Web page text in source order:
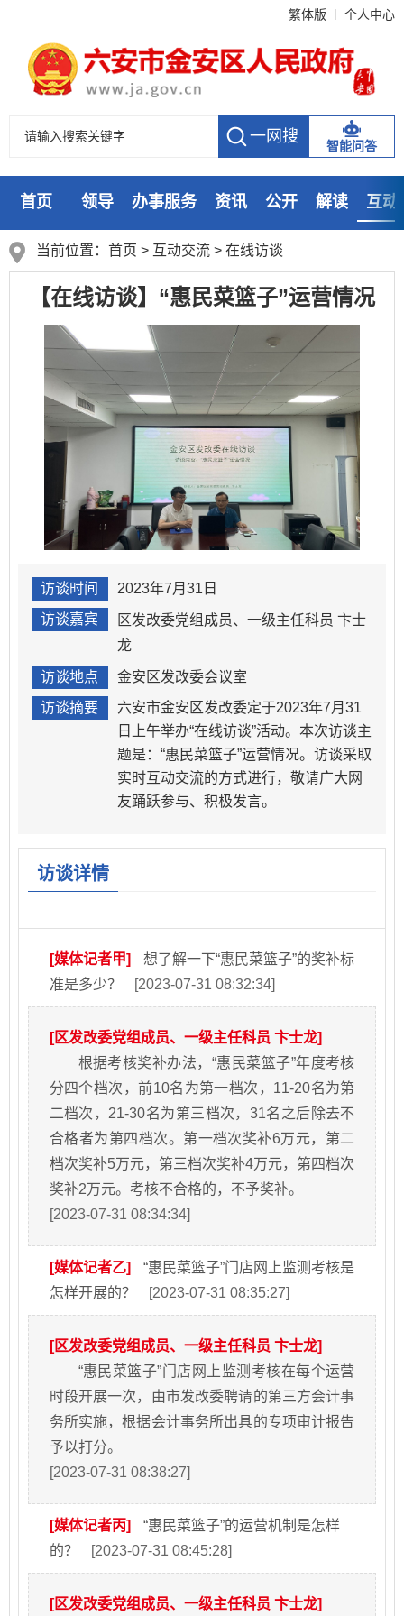
繁体版 个人中心
智能问答
首页 领导 办事服务 资讯 公开 解读 互动
数据 走进
当前位置： 首页 > 互动交流 > 在线访谈
【在线访谈】“惠民菜篮子”运营情况
访谈时间
2023年7月31日
访谈嘉宾
区发改委党组成员、一级主任科员 卞士
龙
访谈地点
金安区发改委会议室
访谈摘要
六安市金安区发改委定于2023年7月31
日上午举办“在线访谈”活动。本次访谈主
题是：“惠民菜篮子”运营情况。访谈采取
实时互动交流的方式进行，敬请广大网
友踊跃参与、积极发言。
访谈详情
[媒体记者甲]
想了解一下“惠民菜篮子”的奖补标
准是多少？
[2023-07-31 08:32:34]
[区发改委党组成员、一级主任科员 卞士龙]
根据考核奖补办法，“惠民菜篮子”年度考核
分四个档次，前10名为第一档次，11-20名为第
二档次，21-30名为第三档次，31名之后除去不
合格者为第四档次。第一档次奖补6万元，第二
档次奖补5万元，第三档次奖补4万元，第四档次
奖补2万元。考核不合格的，不予奖补。
[2023-07-31 08:34:34]
[媒体记者乙]
“惠民菜篮子”门店网上监测考核是
怎样开展的？
[2023-07-31 08:35:27]
[区发改委党组成员、一级主任科员 卞士龙]
“惠民菜篮子”门店网上监测考核在每个运营
时段开展一次，由市发改委聘请的第三方会计事
务所实施，根据会计事务所出具的专项审计报告
予以打分。
[2023-07-31 08:38:27]
[媒体记者丙]
“惠民菜篮子”的运营机制是怎样
的？
[2023-07-31 08:45:28]
[区发改委党组成员、一级主任科员 卞士龙]